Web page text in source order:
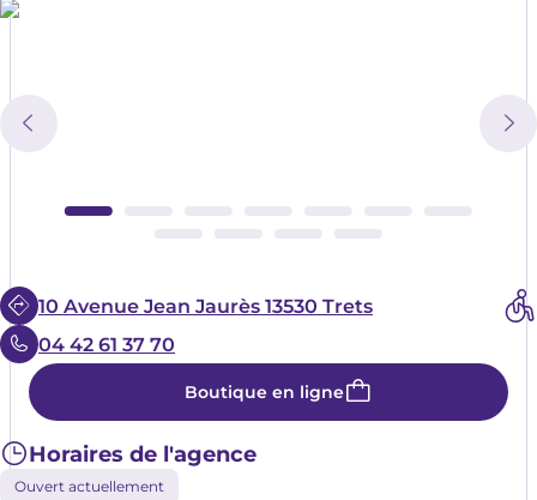
10 Avenue Jean Jaurès 13530 Trets
04 42 61 37 70
Boutique en ligne
Horaires de l'agence
Ouvert actuellement